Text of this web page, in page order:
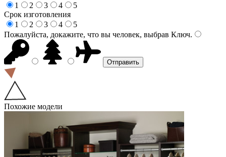
1
2 3 4
5
Срок изготовления
1
2 3 4
5
Пожалуйста, докажите, что вы человек, выбрав Ключ.
Похожие модели